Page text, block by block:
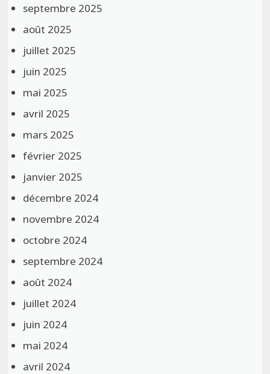
septembre 2025
août 2025
juillet 2025
juin 2025
mai 2025
avril 2025
mars 2025
février 2025
janvier 2025
décembre 2024
novembre 2024
octobre 2024
septembre 2024
août 2024
juillet 2024
juin 2024
mai 2024
avril 2024